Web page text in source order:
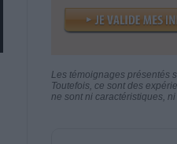
Les témoignages présentés
Toutefois, ce sont des
ne sont ni caractéristiques,